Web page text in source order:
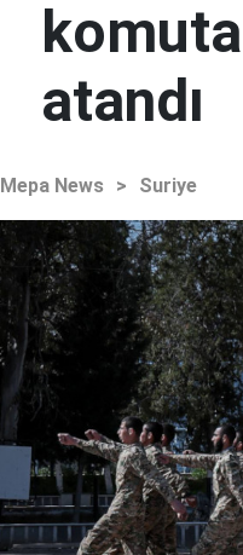
atandı
Mepa News > Suriye